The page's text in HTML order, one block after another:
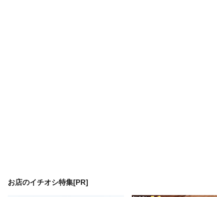
お店のイチオシ特集[PR]